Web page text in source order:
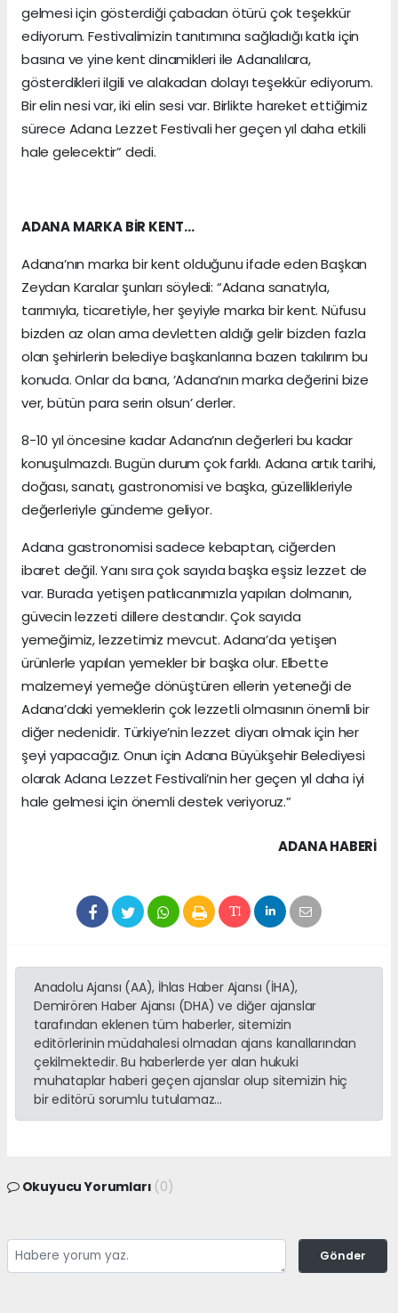
gelmesi için gösterdiği çabadan ötürü çok teşekkür
ediyorum. Festivalimizin tanıtımına sağladığı katkı için
basına ve yine kent dinamikleri ile Adanalılara,
gösterdikleri ilgili ve alakadan dolayı teşekkür ediyorum.
Bir elin nesi var, iki elin sesi var. Birlikte hareket ettiğimiz
sürece Adana Lezzet Festivali her geçen yıl daha etkili
hale gelecektir” dedi.
ADANA MARKA BİR KENT…
Adana’nın marka bir kent olduğunu ifade eden Başkan
Zeydan Karalar şunları söyledi: “Adana sanatıyla,
tarımıyla, ticaretiyle, her şeyiyle marka bir kent. Nüfusu
bizden az olan ama devletten aldığı gelir bizden fazla
olan şehirlerin belediye başkanlarına bazen takılırım bu
konuda. Onlar da bana, ‘Adana’nın marka değerini bize
ver, bütün para serin olsun’ derler.
8-10 yıl öncesine kadar Adana’nın değerleri bu kadar
konuşulmazdı. Bugün durum çok farklı. Adana artık tarihi,
doğası, sanatı, gastronomisi ve başka, güzellikleriyle
değerleriyle gündeme geliyor.
Adana gastronomisi sadece kebaptan, ciğerden
ibaret değil. Yanı sıra çok sayıda başka eşsiz lezzet de
var. Burada yetişen patlıcanımızla yapılan dolmanın,
güvecin lezzeti dillere destandır. Çok sayıda
yemeğimiz, lezzetimiz mevcut. Adana’da yetişen
ürünlerle yapılan yemekler bir başka olur. Elbette
malzemeyi yemeğe dönüştüren ellerin yeteneği de
Adana’daki yemeklerin çok lezzetli olmasının önemli bir
diğer nedenidir. Türkiye’nin lezzet diyarı olmak için her
şeyi yapacağız. Onun için Adana Büyükşehir Belediyesi
olarak Adana Lezzet Festivali’nin her geçen yıl daha iyi
hale gelmesi için önemli destek veriyoruz.”
ADANA HABERİ
Anadolu Ajansı (AA), İhlas Haber Ajansı (İHA),
Demirören Haber Ajansı (DHA) ve diğer ajanslar
tarafından eklenen tüm haberler, sitemizin
editörlerinin müdahalesi olmadan ajans kanallarından
çekilmektedir. Bu haberlerde yer alan hukuki
muhataplar haberi geçen ajanslar olup sitemizin hiç
bir editörü sorumlu tutulamaz...
Okuyucu Yorumları (0)
Gönder